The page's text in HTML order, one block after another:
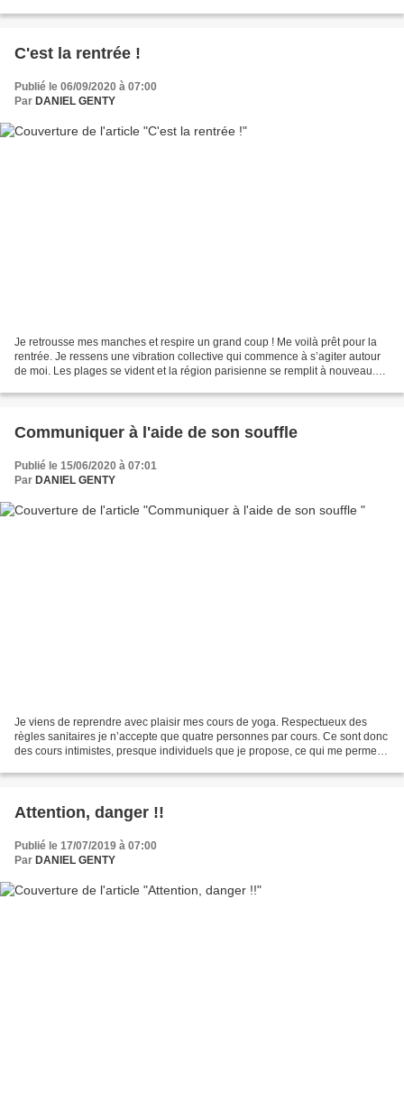
C'est la rentrée !
Publié le 06/09/2020 à 07:00
Par DANIEL GENTY
Je retrousse mes manches et respire un grand coup ! Me voilà prêt pour la
rentrée. Je ressens une vibration collective qui commence à s’agiter autour
de moi. Les plages se vident et la région parisienne se remplit à nouveau.
Communiquer à l'aide de son souffle
Publié le 15/06/2020 à 07:01
Par DANIEL GENTY
Je viens de reprendre avec plaisir mes cours de yoga. Respectueux des
règles sanitaires je n’accepte que quatre personnes par cours. Ce sont donc
des cours intimistes, presque individuels que je propose, ce qui me permet
Attention, danger !!
Publié le 17/07/2019 à 07:00
Par DANIEL GENTY